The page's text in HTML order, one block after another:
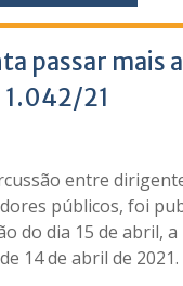
passar mais
1.042/21
entre
públicos, foi
do dia 15 de abril, a
14 de abril de 2021.